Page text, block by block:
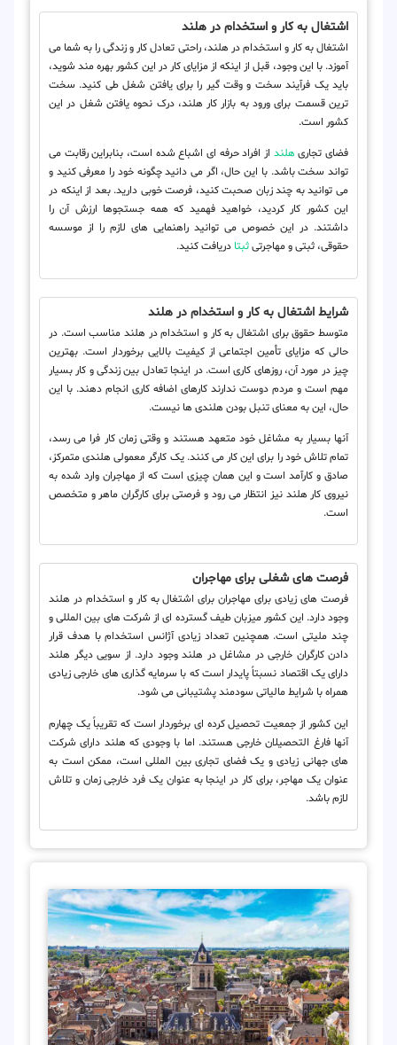
اشتغال به کار و استخدام در هلند
اشتغال به کار و استخدام در هلند، راحتی تعادل کار و زندگی را به شما می
آموزد. با این وجود، قبل از اینکه از مزایای کار در این کشور بهره مند شوید،
باید یک فرآیند سخت و وقت گیر را برای یافتن شغل طی کنید. سخت
ترین قسمت برای ورود به بازار کار هلند، درک نحوه یافتن شغل در این
کشور است.
فضای تجاری هلند از افراد حرفه ای اشباع شده است، بنابراین رقابت می
تواند سخت باشد. با این حال، اگر می دانید چگونه خود را معرفی کنید و
می توانید به چند زبان صحبت کنید، فرصت خوبی دارید. بعد از اینکه در
این کشور کار کردید، خواهید فهمید که همه جستجوها ارزش آن را
داشتند. در این خصوص می توانید راهنمایی های لازم را از موسسه
حقوقی، ثبتی و مهاجرتیثبتا دریافت کنید.
شرایط اشتغال به کار و استخدام در هلند
متوسط ​​حقوق برای اشتغال به کار و استخدام در هلند مناسب است. در
حالی که مزایای تأمین اجتماعی از کیفیت بالایی برخوردار است. بهترین
چیز در مورد آن، روزهای کاری است. در اینجا تعادل بین زندگی و کار بسیار
مهم است و مردم دوست ندارند کارهای اضافه کاری انجام دهند. با این
حال، این به معنای تنبل بودن هلندی ها نیست.
آنها بسیار به مشاغل خود متعهد هستند و وقتی زمان کار فرا می رسد،
تمام تلاش خود را برای این کار می کنند. یک کارگر معمولی هلندی متمرکز،
صادق و کارآمد است و این همان چیزی است که از مهاجران وارد شده به
نیروی کار هلند نیز انتظار می رود و فرصتی برای کارگران ماهر و متخصص
است.
فرصت های شغلی برای مهاجران
فرصت های زیادی برای مهاجران برای اشتغال به کار و استخدام در هلند
وجود دارد. این کشور میزبان طیف گسترده ای از شرکت های بین المللی و
چند ملیتی است. همچنین تعداد زیادی آژانس استخدام با هدف قرار
دادن کارگران خارجی در مشاغل در هلند وجود دارد. از سویی دیگر هلند
دارای یک اقتصاد نسبتاً پایدار است که با سرمایه گذاری های خارجی زیادی
همراه با شرایط مالیاتی سودمند پشتیبانی می شود.
این کشور از جمعیت تحصیل کرده ای برخوردار است که تقریباً یک چهارم
آنها فارغ التحصیلان خارجی هستند. اما با وجودی که هلند دارای شرکت
های جهانی زیادی و یک فضای تجاری بین المللی است، ممکن است به
عنوان یک مهاجر، برای کار در اینجا به عنوان یک فرد خارجی زمان و تلاش
لازم باشد.